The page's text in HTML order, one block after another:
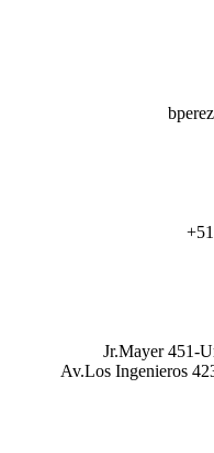
Jr.Mayer 451-
Av.Los Ingenieros